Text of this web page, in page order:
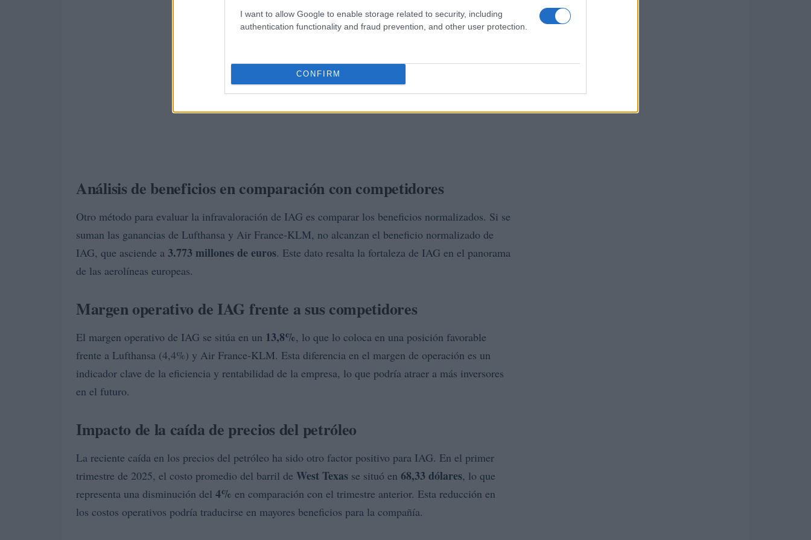
I want to allow Google to enable storage related to security, including
authentication functionality and fraud prevention, and other user protection.
CONFIRM
Análisis de beneficios en comparación con competidores
Otro método para evaluar la infravaloración de IAG es comparar los beneficios normalizados. Si se
suman las ganancias de Lufthansa y Air France-KLM, no alcanzan el beneficio normalizado de
IAG, que asciende a 3.773 millones de euros. Este dato resalta la fortaleza de IAG en el panorama
de las aerolíneas europeas.
Margen operativo de IAG frente a sus competidores
El margen operativo de IAG se sitúa en un 13,8%, lo que lo coloca en una posición favorable
frente a Lufthansa (4,4%) y Air France-KLM. Esta diferencia en el margen de operación es un
indicador clave de la eficiencia y rentabilidad de la empresa, lo que podría atraer a más inversores
en el futuro.
Impacto de la caída de precios del petróleo
La reciente caída en los precios del petróleo ha sido otro factor positivo para IAG. En el primer
trimestre de 2025, el costo promedio del barril de West Texas se situó en 68,33 dólares, lo que
representa una disminución del 4% en comparación con el trimestre anterior. Esta reducción en
los costos operativos podría traducirse en mayores beneficios para la compañía.